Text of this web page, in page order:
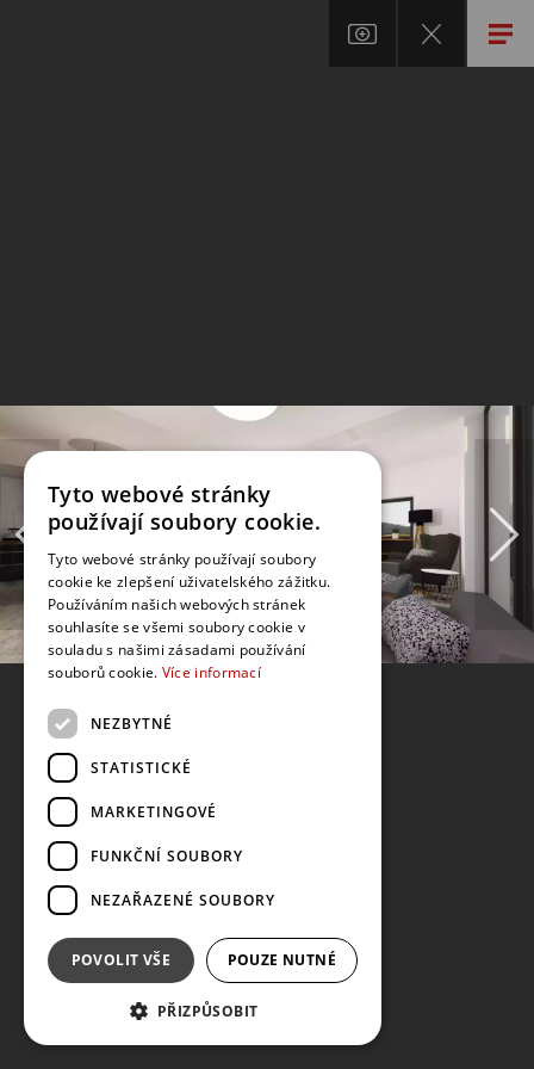
Tyto webové stránky
používají soubory cookie.
Tyto webové stránky používají soubory
cookie ke zlepšení uživatelského zážitku.
Používáním našich webových stránek
souhlasíte se všemi soubory cookie v
souladu s našimi zásadami používání
souborů cookie. Více informací
NEZBYTNÉ
STATISTICKÉ
MARKETINGOVÉ
FUNKČNÍ SOUBORY
NEZAŘAZENÉ SOUBORY
POVOLIT VŠE POUZE NUTNÉ
PŘIZPŮSOBIT